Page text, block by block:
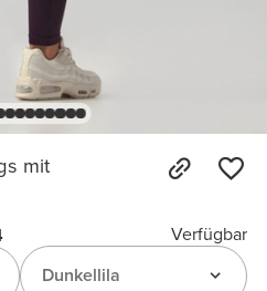
mit
Verfügbar
Dunkellila